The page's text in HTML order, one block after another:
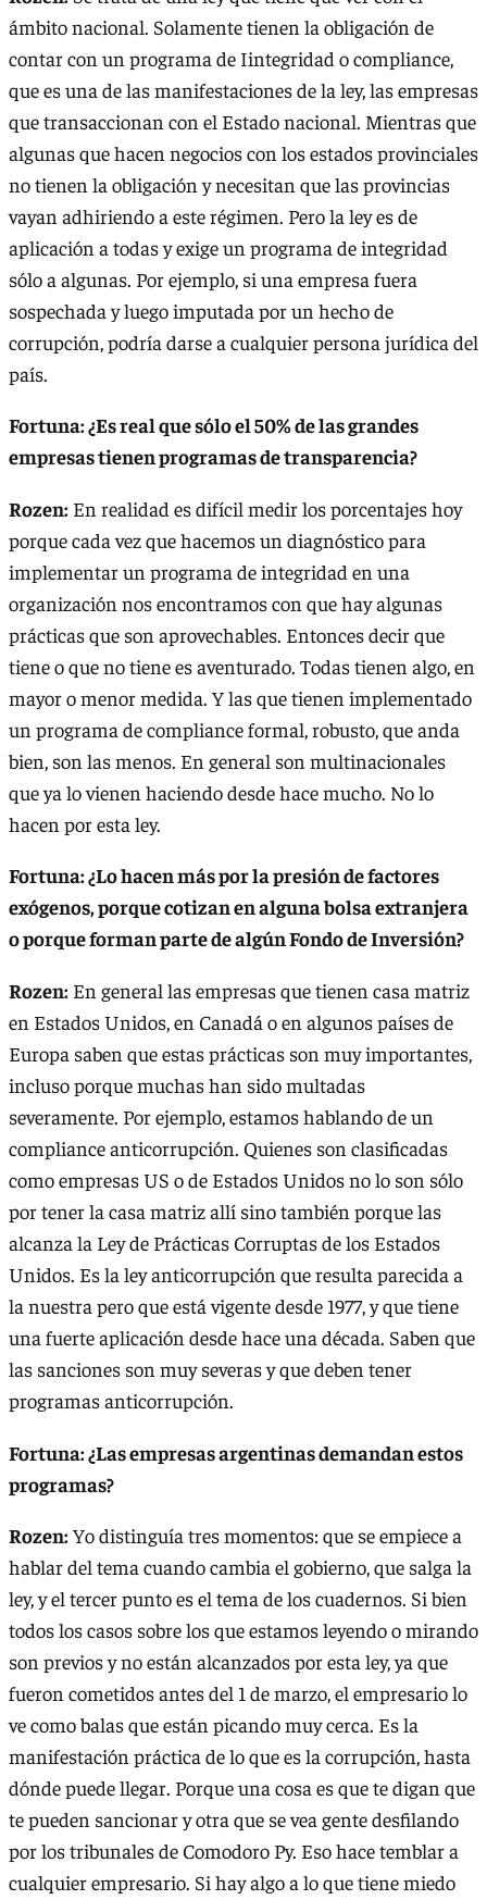
ámbito nacional. Solamente tienen la obligación de
contar con un programa de Iintegridad o compliance,
que es una de las manifestaciones de la ley, las empresas
que transaccionan con el Estado nacional. Mientras que
algunas que hacen negocios con los estados provinciales
no tienen la obligación y necesitan que las provincias
vayan adhiriendo a este régimen. Pero la ley es de
aplicación a todas y exige un programa de integridad
sólo a algunas. Por ejemplo, si una empresa fuera
sospechada y luego imputada por un hecho de
corrupción, podría darse a cualquier persona jurídica del
país.
Fortuna: ¿Es real que sólo el 50% de las grandes
empresas tienen programas de transparencia?
Rozen: En realidad es difícil medir los porcentajes hoy
porque cada vez que hacemos un diagnóstico para
implementar un programa de integridad en una
organización nos encontramos con que hay algunas
prácticas que son aprovechables. Entonces decir que
tiene o que no tiene es aventurado. Todas tienen algo, en
mayor o menor medida. Y las que tienen implementado
un programa de compliance formal, robusto, que anda
bien, son las menos. En general son multinacionales
que ya lo vienen haciendo desde hace mucho. No lo
hacen por esta ley.
Fortuna: ¿Lo hacen más por la presión de factores
exógenos, porque cotizan en alguna bolsa extranjera
o porque forman parte de algún Fondo de Inversión?
Rozen: En general las empresas que tienen casa matriz
en Estados Unidos, en Canadá o en algunos países de
Europa saben que estas prácticas son muy importantes,
incluso porque muchas han sido multadas
severamente. Por ejemplo, estamos hablando de un
compliance anticorrupción. Quienes son clasificadas
como empresas US o de Estados Unidos no lo son sólo
por tener la casa matriz allí sino también porque las
alcanza la Ley de Prácticas Corruptas de los Estados
Unidos. Es la ley anticorrupción que resulta parecida a
la nuestra pero que está vigente desde 1977, y que tiene
una fuerte aplicación desde hace una década. Saben que
las sanciones son muy severas y que deben tener
programas anticorrupción.
Fortuna: ¿Las empresas argentinas demandan estos
programas?
Rozen:Yo distinguía tres momentos: que se empiece a
hablar del tema cuando cambia el gobierno, que salga la
ley, y el tercer punto es el tema de los cuadernos. Si bien
todos los casos sobre los que estamos leyendo o mirando
son previos y no están alcanzados por esta ley, ya que
fueron cometidos antes del 1 de marzo, el empresario lo
ve como balas que están picando muy cerca. Es la
manifestación práctica de lo que es la corrupción, hasta
dónde puede llegar. Porque una cosa es que te digan que
te pueden sancionar y otra que se vea gente desfilando
por los tribunales de Comodoro Py. Eso hace temblar a
cualquier empresario. Si hay algo a lo que tiene miedo